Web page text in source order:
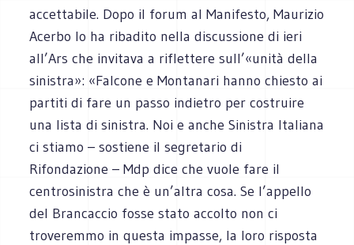
accettabile. Dopo il forum al Manifesto, Maurizio
Acerbo lo ha ribadito nella discussione di ieri
all’Ars che invitava a riflettere sull’«unità della
sinistra»: «Falcone e Montanari hanno chiesto ai
partiti di fare un passo indietro per costruire
una lista di sinistra. Noi e anche Sinistra Italiana
ci stiamo – sostiene il segretario di
Rifondazione – Mdp dice che vuole fare il
centrosinistra che è un’altra cosa. Se l’appello
del Brancaccio fosse stato accolto non ci
troveremmo in questa impasse, la loro risposta